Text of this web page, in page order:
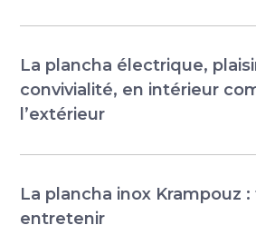
La plancha électrique,
convivialité, en intérieur
l’extérieur
La plancha inox Krampouz :
entretenir